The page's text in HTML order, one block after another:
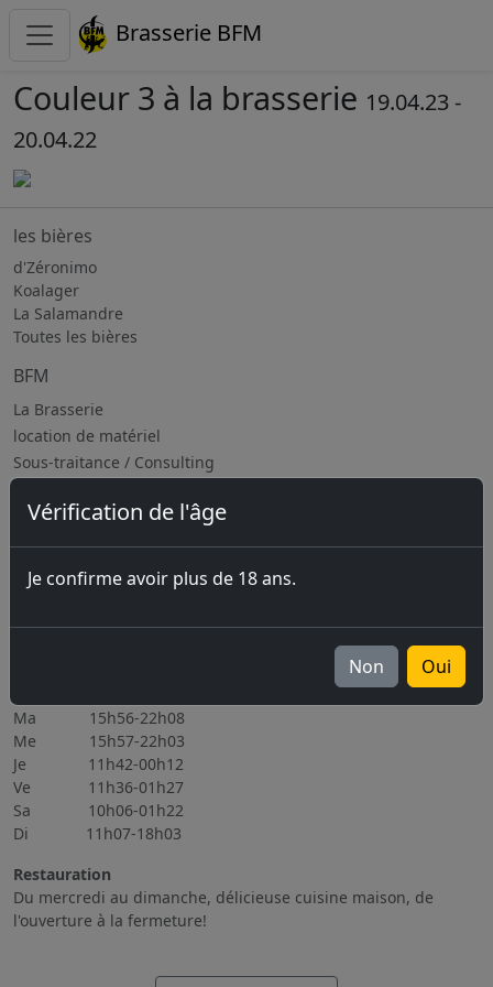
Brasserie BFM
Vérification de l'âge
Je confirme avoir plus de 18 ans.
Non Oui
Couleur 3 à la brasserie 19.04.23 -
20.04.22
les bières
d'Zéronimo
Koalager
La Salamandre
Toutes les bières
BFM
La Brasserie
location de matériel
Sous-traitance / Consulting
06.11.2026 Brassin Public 6-7.11.2026
Ma 15h56-22h08
Me 15h57-22h03
Je 11h42-00h12
Ve 11h36-01h27
Sa 10h06-01h22
Di 11h07-18h03
Restauration
Du mercredi au dimanche, délicieuse cuisine maison, de
l'ouverture à la fermeture!